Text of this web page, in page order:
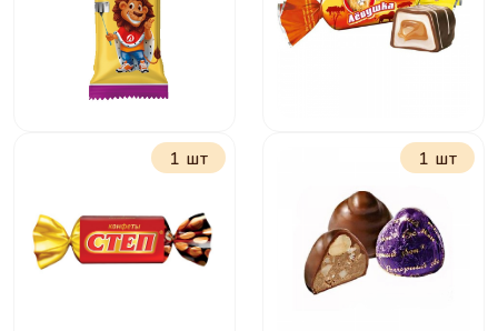
Лёвушка детям
Чудо-звери
Лёвушка
1 шт 1 шт